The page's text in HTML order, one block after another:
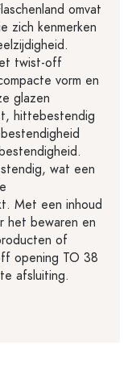
omvat
zich kenmerken
twist-off
vorm en
glazen
hittebestendig
wat een
Met een inhoud
het bewaren en
of
opening TO 38
afsluiting.